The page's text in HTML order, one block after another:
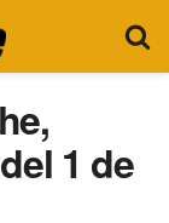
1 de